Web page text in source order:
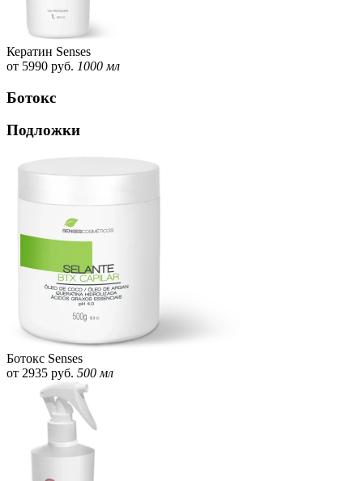
Кератин Senses
от 5990 руб. 1000 мл
Ботокс
Подложки
Ботокс Senses
от 2935 руб. 500 мл